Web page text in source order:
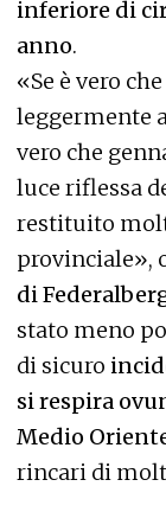
inferiore di
anno.
«Se è vero
leggermente
vero che
luce riflessa
restituito
provinciale»,
di
stato meno
di sicuro
si respira
Medio
rincari di